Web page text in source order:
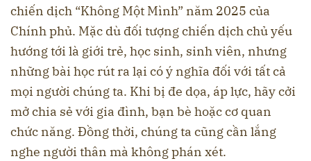
chiến dịch “Không Một Mình” năm 2025 của
Chính phủ. Mặc dù đối tượng chiến dịch chủ yếu
hướng tới là giới trẻ, học sinh, sinh viên, nhưng
những bài học rút ra lại có ý nghĩa đối với tất cả
mọi người chúng ta. Khi bị đe dọa, áp lực, hãy cởi
mở chia sẻ với gia đình, bạn bè hoặc cơ quan
chức năng. Đồng thời, chúng ta cũng cần lắng
nghe người thân mà không phán xét.